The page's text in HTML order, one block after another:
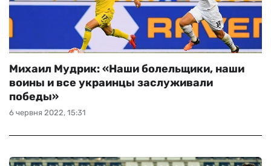
6 червня 2022, 15:31
Михаил Мудрик: «Наши болельщики, наши
воины и все украинцы заслуживали
победы»